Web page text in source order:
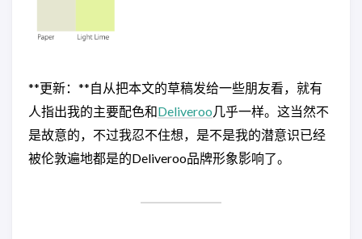
**更新：**自从把本文的草稿发给一些朋友看，就有
人指出我的主要配色和Deliveroo几乎一样。这当然不
是故意的，不过我忍不住想，是不是我的潜意识已经
被伦敦遍地都是的Deliveroo品牌形象影响了。